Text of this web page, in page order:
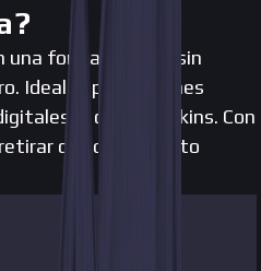
una forma rápida y sin
Ideales para quienes
al comprar skins. Con
cualquier monto